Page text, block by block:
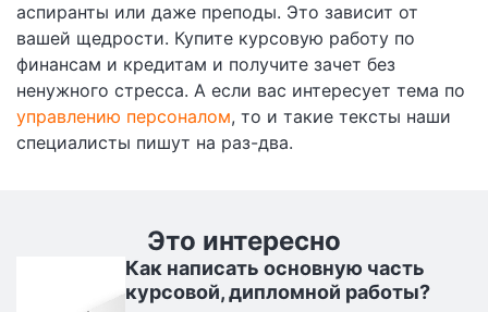
аспиранты или даже преподы. Это зависит от
вашей щедрости. Купите курсовую работу по
финансам и кредитам и получите зачет без
ненужного стресса. А если вас интересует тема по
управлению персоналом, то и такие тексты наши
специалисты пишут на раз-два.
Это интересно
Как написать основную часть
курсовой, дипломной работы?